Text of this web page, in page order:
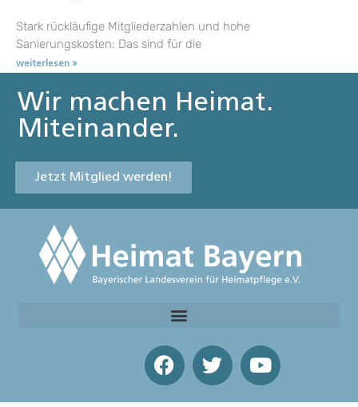
Stark rückläufige Mitgliederzahlen und hohe
Sanierungskosten: Das sind für die
weiterlesen »
Wir machen Heimat.
Miteinander.
Jetzt Mitglied werden!